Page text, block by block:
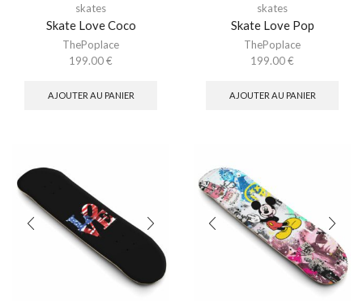
skates
Skate Love Coco
ThePoplace
199.00€
AJOUTER AU PANIER
skates
Skate Love Pop
ThePoplace
199.00€
AJOUTER AU PANIER